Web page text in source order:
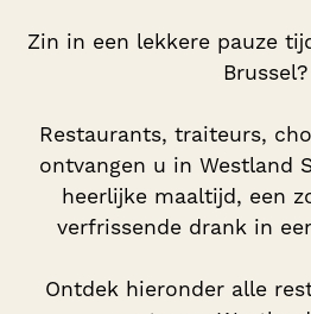
Zin in een lekkere pauze
Brussel?
Restaurants, traiteurs,
ontvangen u in Westland
heerlijke maaltijd, een
verfrissende drank in
Ontdek hieronder alle